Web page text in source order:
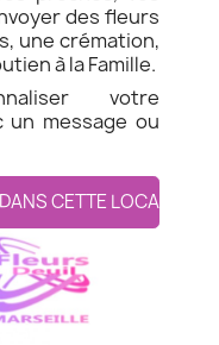
des fleurs
une crémation,
à la Famille.
votre
un message ou
CETTE LOCALITE